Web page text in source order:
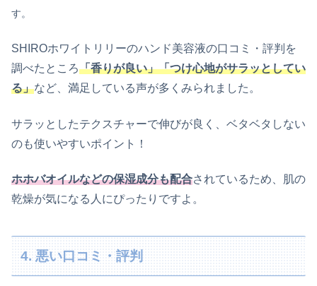
す。
SHIROホワイトリリーのハンド美容液の口コミ・評判を
調べたところ「香りが良い」「つけ心地がサラッとしてい
る」など、満足している声が多くみられました。
サラッとしたテクスチャーで伸びが良く、ベタベタしない
のも使いやすいポイント！
ホホバオイルなどの保湿成分も配合されているため、肌の
乾燥が気になる人にぴったりですよ。
4. 悪い口コミ・評判